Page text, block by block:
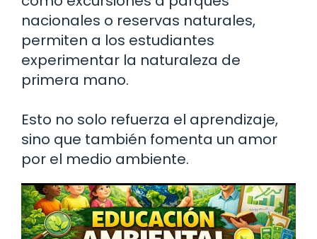
nacionales o reservas naturales,
permiten a los estudiantes
experimentar la naturaleza de
primera mano.
Esto no solo refuerza el aprendizaje,
sino que también fomenta un amor
por el medio ambiente.